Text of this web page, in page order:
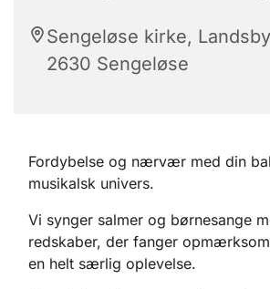
Sengeløse kirke,
2630 Sengeløse
Fordybelse og nærvær med din
musikalsk univers.
Vi synger salmer og børnesange
redskaber, der fanger
en helt særlig oplevelse.